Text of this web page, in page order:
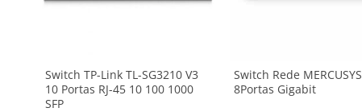
Switch TP-Link TL-SG3210 V3
10 Portas RJ-45 10 100 1000
SFP
Switch Rede MERCUSYS
8Portas Gigabit